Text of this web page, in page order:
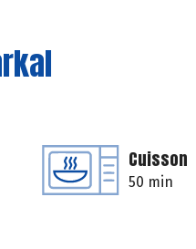
Cuisson
50 min